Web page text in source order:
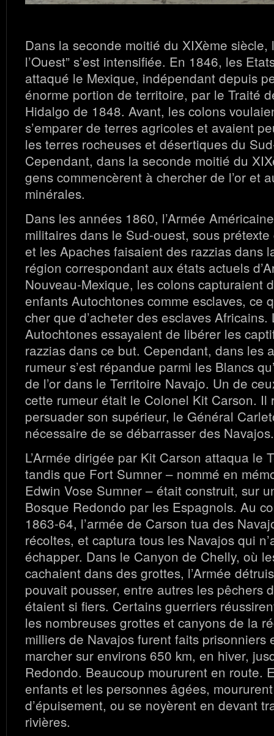
Dans la seconde moitié du XIXème siècle,
l’Ouest” s’est intensifiée. En 1846, les
attaqué le Mexique, indépendant depuis
énorme portion de territoire, par le Traité
Hidalgo de 1848. Avant, les colons
s’emparer de terres agricoles et avaient
les terres rocheuses et désertiques du
Cependant, dans la seconde moitié du
gens commencèrent à chercher de l’or et
minérales.
Dans les années 1860, l’Armée
militaires dans le Sud-ouest, sous
et les Apaches faisaient des razzias dans
région correspondant aux états actuels
Nouveau-Mexique, les colons capturaient
enfants Autochtones comme esclaves, ce
cher que d’acheter des esclaves
Autochtones essayaient de libérer les
razzias dans ce but. Cependant, dans les
rumeur s’est répandue parmi les Blancs
de l’or dans le Territoire Navajo. Un de
cette rumeur était le Colonel Kit Carson. Il
persuader son supérieur, le Général
nécessaire de se débarrasser des Navajos.
L’Armée dirigée par Kit Carson attaqua le
tandis que Fort Sumner – nommé en
Edwin Vose Sumner – était construit, sur
Bosque Redondo par les Espagnols. Au
1863-64, l’armée de Carson tua des
récoltes, et captura tous les Navajos qui
échapper. Dans le Canyon de Chelly, où
cachaient dans des grottes, l’Armée
pouvait pousser, entre autres les pêchers
étaient si fiers. Certains guerriers
les nombreuses grottes et canyons de la
milliers de Navajos furent faits prisonniers
marcher sur environs 650 km, en hiver,
Redondo. Beaucoup moururent en route.
enfants et les personnes âgées,
d’épuisement, ou se noyèrent en devant
rivières.